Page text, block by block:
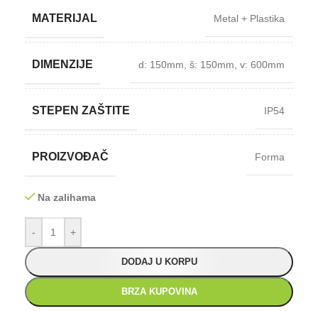
MATERIJAL Metal + Plastika
DIMENZIJE d: 150mm š: 150mm v: 600mm
STEPEN ZAŠTITE IP54
PROIZVOĐAČ Forma
Na zalihama
- +
DODAJ U KORPU
BRZA KUPOVINA